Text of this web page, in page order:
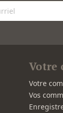
Votre
Votre
Vos